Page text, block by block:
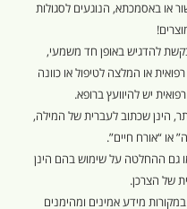
או באסמכתא, הנוגעים לסגולות
להדגיש באופן חד משמעי,
או המלצה לטיפול או כוונה
יש להיוועץ ברופא.
הינן שכתוב לעברית של המילה,
גם ההחלטה על שימוש בהם הינן
של הצרכן.
מידע אמינים ומהימנים